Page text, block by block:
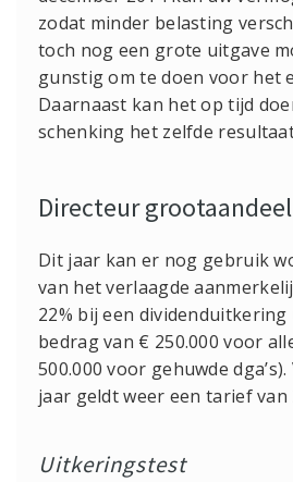
zodat minder belasting
toch nog een grote uitgave
gunstig om te doen voor het
Daarnaast kan het op tijd
schenking het zelfde
Directeur
Dit jaar kan er nog gebruik
van het verlaagde
22% bij een
bedrag van € 250.000 voor
500.000 voor gehuwde
jaar geldt weer een tarief van
Uitkeringstest